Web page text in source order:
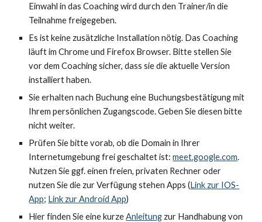
Einwahl in das Coaching wird durch den Trainer/in die
Teilnahme freigegeben.
Es ist keine zusätzliche Installation nötig. Das Coaching
läuft im Chrome und Firefox Browser. Bitte stellen Sie
vor dem Coaching sicher, dass sie die aktuelle Version
installiert haben.
Sie erhalten nach Buchung eine Buchungsbestätigung mit
Ihrem persönlichen Zugangscode. Geben Sie diesen bitte
nicht weiter.
Prüfen Sie bitte vorab, ob die Domain in Ihrer
Internetumgebung frei geschaltet ist:meet.google.com.
Nutzen Sie ggf. einen freien, privaten Rechner oder
nutzen Sie die zur Verfügung stehen Apps (Link zur IOS-
App; Link zur Android App)
Hier finden Sie eine kurzeAnleitung zur Handhabung von